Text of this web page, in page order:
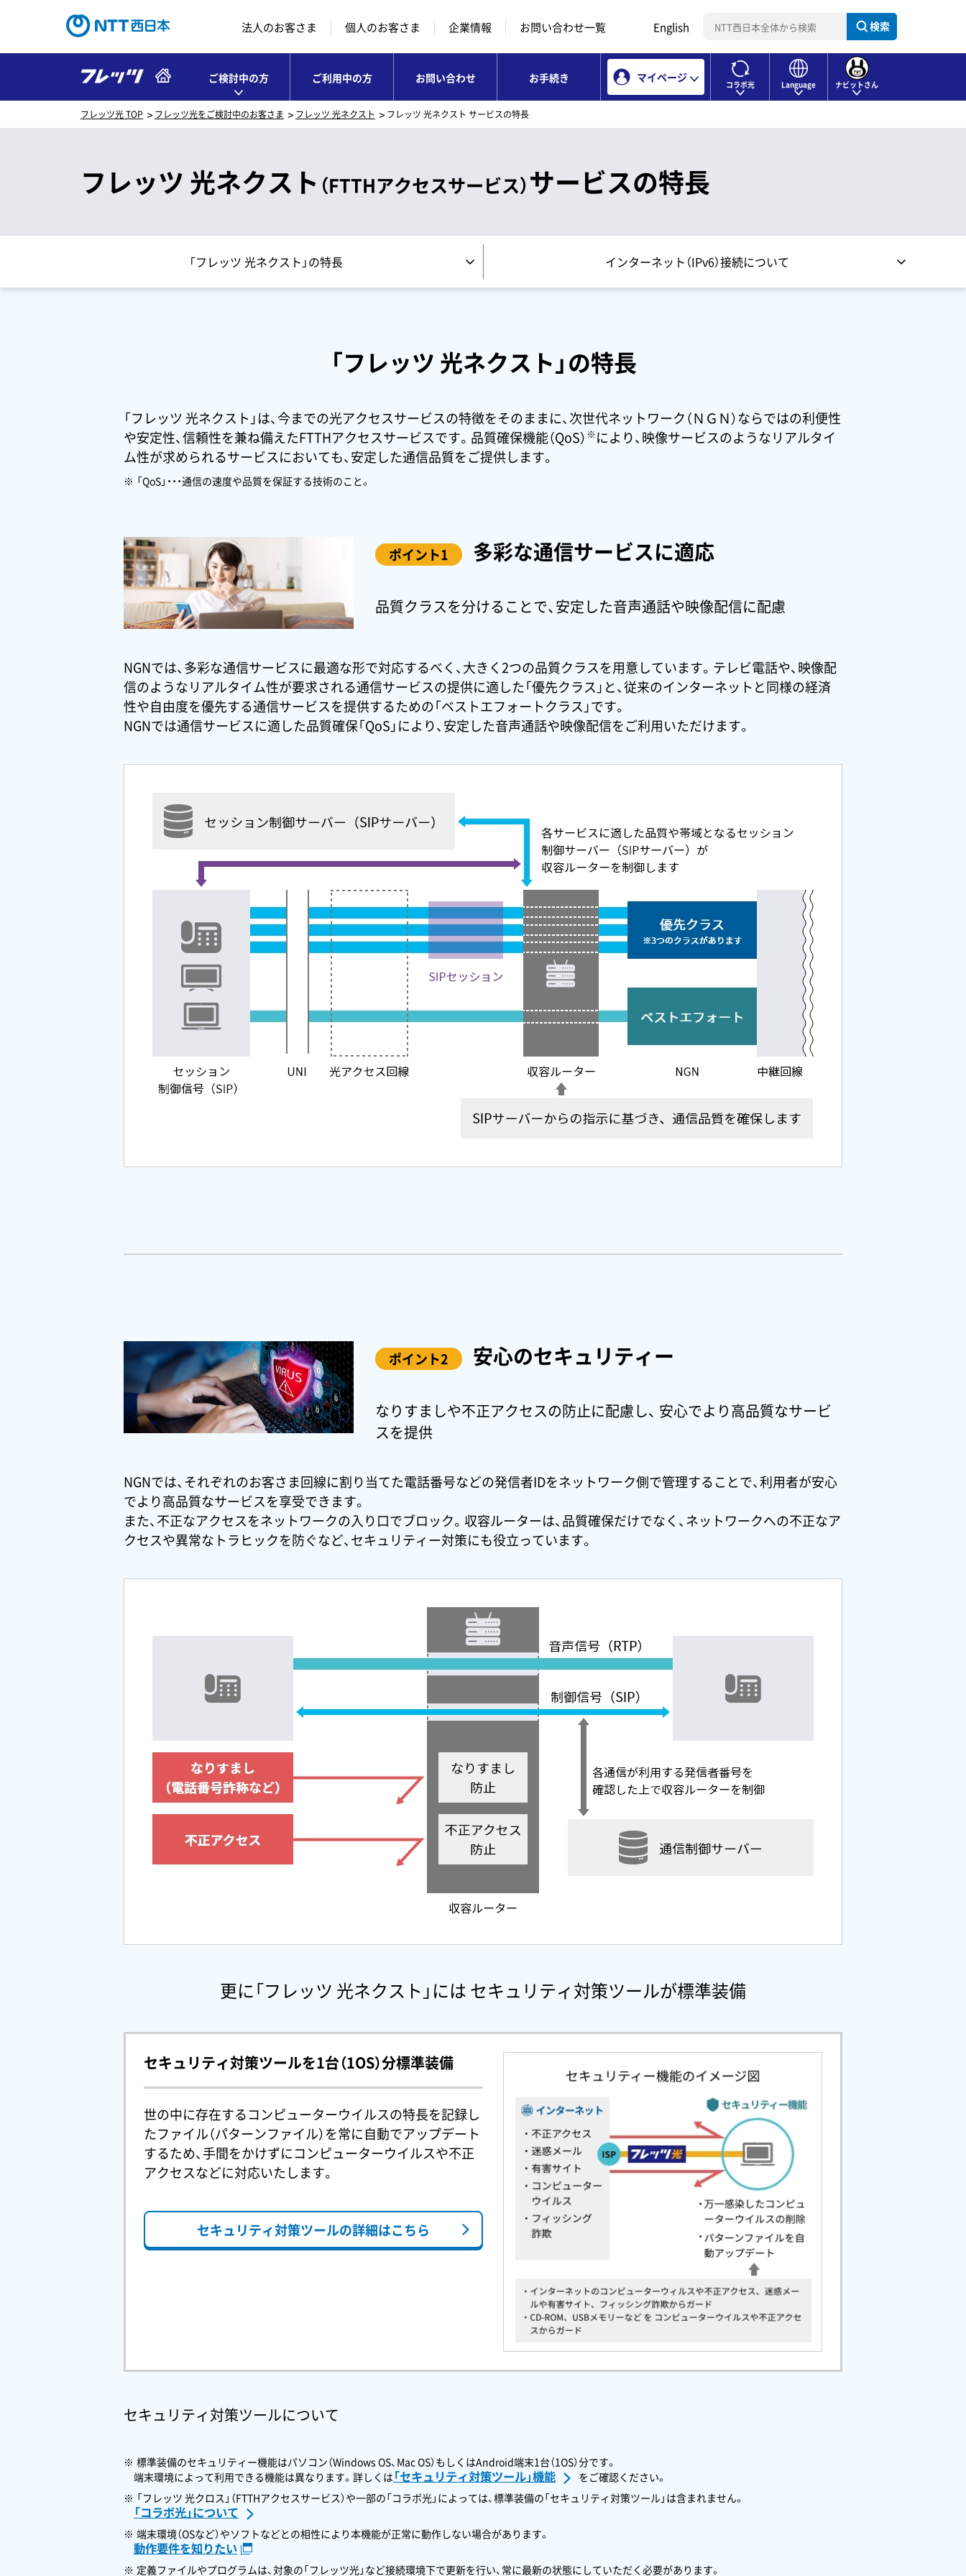
コンテンツのリンクナビゲーションへ移動
法人のお客さま 個人のお客さま 企業情報 お問い合わせ一覧 English 検索
ご検討中の方 ご利用中の方 お問い合わせ お手続き マイページ
コラボ光 Language ナビットさん
フレッツ光 TOP フレッツ光をご検討中のお客さま フレッツ 光ネクスト フレッツ 光ネクスト サービスの特長
フレッツ 光ネクスト （FTTHアクセスサービス）サービスの特長
「フレッツ 光ネクスト」の特長 インターネット（IPv6）接続について
「フレッツ 光ネクスト」の特長
「フレッツ 光ネクスト」は、今までの光アクセスサービスの特徴をそのままに、次世代ネットワーク（ＮＧＮ）ならではの利便性
や安定性、信頼性を兼ね備えたFTTHアクセスサービスです。品質確保機能（QoS） ※ により、映像サービスのようなリアルタイ
ム性が求められるサービスにおいても、安定した通信品質をご提供します。
「QoS」・・・通信の速度や品質を保証する技術のこと。
ポイント1 多彩な通信サービスに適応
品質クラスを分けることで、安定した音声通話や映像配信に配慮
NGNでは、多彩な通信サービスに最適な形で対応するべく、大きく2つの品質クラスを用意しています。テレビ電話や、映像配
信のようなリアルタイム性が要求される通信サービスの提供に適した「優先クラス」と、従来のインターネットと同様の経済
性や自由度を優先する通信サービスを提供するための「ベストエフォートクラス」です。
NGNでは通信サービスに適した品質確保「QoS」により、安定した音声通話や映像配信をご利用いただけます。
ポイント2 安心のセキュリティー
なりすましや不正アクセスの防止に配慮し、 安心でより高品質なサービ
スを提供
NGNでは、それぞれのお客さま回線に割り当てた電話番号などの発信者IDをネットワーク側で管理することで、利用者が安心
でより高品質なサービスを享受できます。
また、不正なアクセスをネットワークの入り口でブロック。収容ルーターは、品質確保だけでなく、ネットワークへの不正なア
クセスや異常なトラヒックを防ぐなど、セキュリティー対策にも役立っています。
更に「フレッツ 光ネクスト」にはセキュリティ対策ツールが標準装備
セキュリティ対策ツールを1台（1OS）分標準装備
世の中に存在するコンピューターウイルスの特長を記録し
たファイル（パターンファイル）を常に自動でアップデート
するため、手間をかけずにコンピューターウイルスや不正
アクセスなどに対応いたします。
セキュリティ対策ツールの詳細はこちら
セキュリティ対策ツールについて
標準装備のセキュリティー機能はパソコン（Windows OS、Mac OS）もしくはAndroid端末1台（1OS）分です。
端末環境によって利用できる機能は異なります。詳しくは 「セキュリティ対策ツール」機能
をご確認ください。
「フレッツ 光クロス」（FTTHアクセスサービス）や一部の「コラボ光」によっては、標準装備の「セキュリティ対策ツール」は含まれません。
「コラボ光」について
端末環境（OSなど）やソフトなどとの相性により本機能が正常に動作しない場合があります。
動作要件を知りたい
定義ファイルやプログラムは、対象の「フレッツ光」など接続環境下で更新を行い、常に最新の状態にしていただく必要があります。